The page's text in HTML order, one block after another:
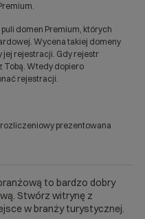
domen Premium, których
Wycena takiej domeny
jej rejestracji. Gdy rejestr
Tobą. Wtedy dopiero
rejestracji.
prezentowana
to bardzo dobry
Stwórz witrynę z
w branży turystycznej.